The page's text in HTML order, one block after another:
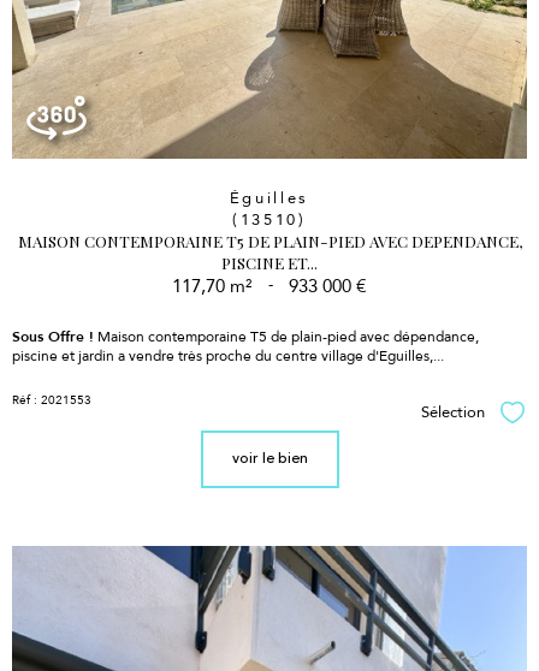
Éguilles
(13510)
MAISON CONTEMPORAINE T5 DE PLAIN-PIED AVEC DEPENDANCE,
PISCINE ET...
117,70 m² - 933 000 €
Sous Offre ! Maison contemporaine T5 de plain-pied avec dépendance,
piscine et jardin a vendre très proche du centre village d'Eguilles,...
Réf : 2021553
Sélection
voir le bien